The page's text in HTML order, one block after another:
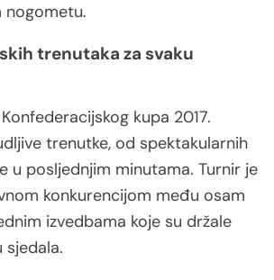
nogometu.
trenutaka za svaku
kupa 2017.
trenutke, od spektakularnih
u posljednjim minutama. Turnir je
konkurencijom među osam
izvedbama koje su držale
sjedala.